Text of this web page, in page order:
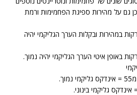
גם על מהירות ספיגת הפחמימות ורמת
במהירות ובקלות הערך הגליקמי יהיה
באופן איטי הערך הגליקמי יהיה נמוך.